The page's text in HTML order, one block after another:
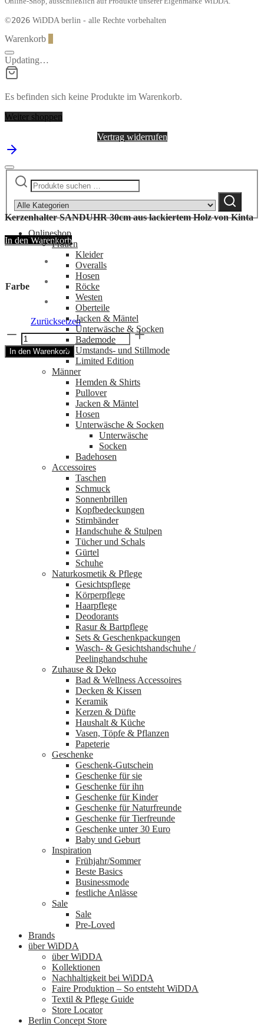
Kerzenhalter SANDUHR 30cm aus lackiertem Holz von Kinta
In den Warenkorb
Farbe
Zurücksetzen
Kerzenhalter
SANDUHR
30cm
lackiertem
In den Warenkorb
©2026 WiDDA berlin - alle Rechte vorbehalten
Warenkorb
Updating…
Es befinden sich keine Produkte im Warenkorb.
Weiter shoppen
Vertrag widerrufen
Suchen
nach:
category:
Suchen
Onlineshop
Frauen
Kleider
Overalls
Hosen
Röcke
Westen
Oberteile
Jacken & Mäntel
Unterwäsche & Socken
Bademode
Umstands- und Stillmode
Limited Edition
Männer
Hemden & Shirts
Pullover
Jacken & Mäntel
Hosen
Unterwäsche & Socken
Unterwäsche
Socken
Badehosen
Accessoires
Taschen
Schmuck
Sonnenbrillen
Kopfbedeckungen
Stirnbänder
Handschuhe & Stulpen
Tücher und Schals
Gürtel
Schuhe
Naturkosmetik & Pflege
Gesichtspflege
Körperpflege
Haarpflege
Deodorants
Rasur & Bartpflege
Sets & Geschenkpackungen
Wasch‑ & Gesichtshandschuhe /
Peelinghandschuhe
Zuhause & Deko
Bad & Wellness Accessoires
Decken & Kissen
Keramik
Kerzen & Düfte
Haushalt & Küche
Vasen, Töpfe & Pflanzen
Papeterie
Geschenke
Geschenk-Gutschein
Geschenke für sie
Geschenke für ihn
Geschenke für Kinder
Geschenke für Naturfreunde
Geschenke für Tierfreunde
Geschenke unter 30 Euro
Baby und Geburt
Inspiration
Frühjahr/Sommer
Beste Basics
Businessmode
festliche Anlässe
Sale
Sale
Pre-Loved
Brands
über WiDDA
über WiDDA
Kollektionen
Nachhaltigkeit bei WiDDA
Faire Produktion – So entsteht WiDDA
Textil & Pflege Guide
Store Locator
Berlin Concept Store